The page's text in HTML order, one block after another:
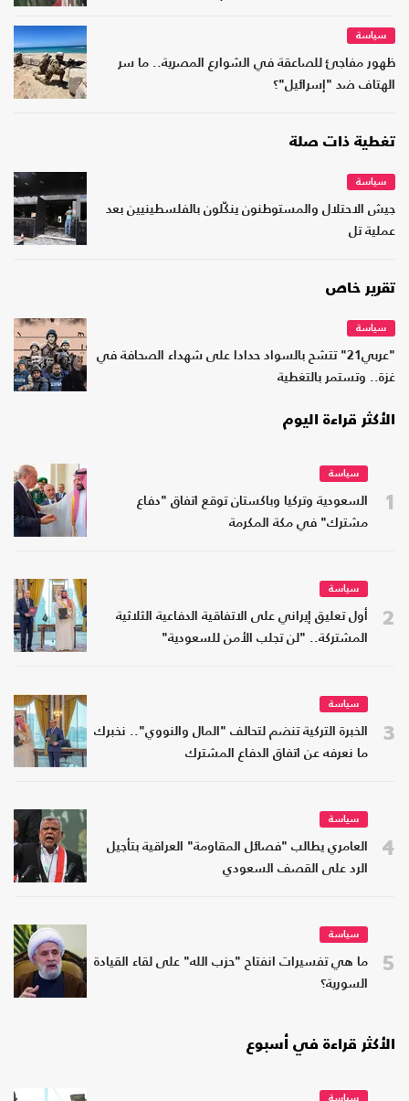
سياسة
ظهور مفاجئ للصاعقة في الشوارع المصرية.. ما سر
الهتاف ضد "إسرائيل"؟
تغطية ذات صلة
سياسة
جيش الاحتلال والمستوطنون ينكّلون بالفلسطينيين بعد
عملية تل
تقرير خاص
سياسة
"عربي21" تتشح بالسواد حدادا على شهداء الصحافة في
غزة.. وتستمر بالتغطية
الأكثر قراءة اليوم
1
سياسة
السعودية وتركيا وباكستان توقع اتفاق "دفاع
مشترك" في مكة المكرمة
2
سياسة
أول تعليق إيراني على الاتفاقية الدفاعية الثلاثية
المشتركة.. "لن تجلب الأمن للسعودية"
3
سياسة
الخبرة التركية تنضم لتحالف "المال والنووي".. نخبرك
ما نعرفه عن اتفاق الدفاع المشترك
4
سياسة
العامري يطالب "فصائل المقاومة" العراقية بتأجيل
الرد على القصف السعودي
5
سياسة
ما هي تفسيرات انفتاح "حزب الله" على لقاء القيادة
السورية؟
الأكثر قراءة في أسبوع
سياسة